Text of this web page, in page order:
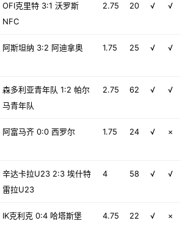
OFI克里特 3:1 沃罗斯
NFC
2.75 20 √ √
阿斯坦纳 3:2 阿迪拿奥 1.75 25 √ √
森多利亚青年队 1:2 帕尔
马青年队
2.75 62 √ √
阿富马齐 0:0 西罗尔 1.75 24 √ ×
辛达卡拉U23 2:3 埃什特
雷拉U23
4 58 √ √
IK克利克 0:4 哈塔斯堡 4.75 22 √ ×